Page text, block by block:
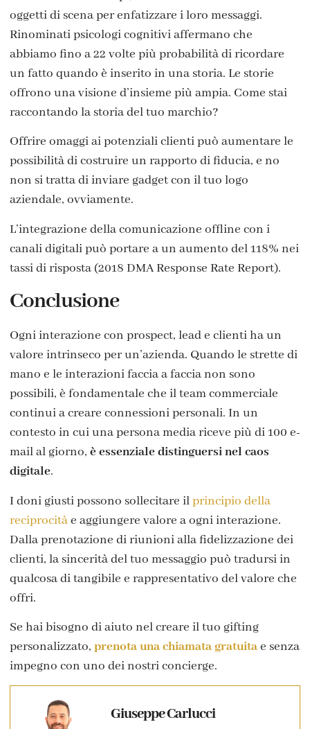
oggetti di scena per enfatizzare i loro messaggi.
Rinominati psicologi cognitivi affermano che
abbiamo fino a 22 volte più probabilità di ricordare
un fatto quando è inserito in una storia. Le storie
offrono una visione d’insieme più ampia. Come stai
raccontando la storia del tuo marchio?
Offrire omaggi ai potenziali clienti può aumentare le
possibilità di costruire un rapporto di fiducia, e no
non si tratta di inviare gadget con il tuo logo
aziendale, ovviamente.
L’integrazione della comunicazione offline con i
canali digitali può portare a un aumento del 118% nei
tassi di risposta (2018 DMA Response Rate Report).
Conclusione
Ogni interazione con prospect, lead e clienti ha un
valore intrinseco per un’azienda. Quando le strette di
mano e le interazioni faccia a faccia non sono
possibili, è fondamentale che il team commerciale
continui a creare connessioni personali. In un
contesto in cui una persona media riceve più di 100 e-
mail al giorno, è essenziale distinguersi nel caos
digitale.
I doni giusti possono sollecitare ilprincipio della
reciprocitàe aggiungere valore a ogni interazione.
Dalla prenotazione di riunioni alla fidelizzazione dei
clienti, la sincerità del tuo messaggio può tradursi in
qualcosa di tangibile e rappresentativo del valore che
offri.
Se hai bisogno di aiuto nel creare il tuo gifting
personalizzato, prenota una chiamata gratuitae senza
impegno con uno dei nostri concierge.
Giuseppe Carlucci